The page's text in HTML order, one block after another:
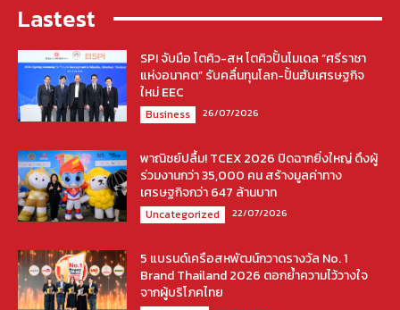
Lastest
SPI จับมือ โตคิว-สห โตคิวปั้นโมเดล “ศรีราชา
แห่งอนาคต” รับคลื่นทุนโลก-ปั้นฮับเศรษฐกิจ
ใหม่ EEC
Business 26/07/2026
พาณิชย์ปลื้ม! TCEX 2026 ปิดฉากยิ่งใหญ่ ดึงผู้
ร่วมงานกว่า 35,000 คน สร้างมูลค่าทาง
เศรษฐกิจกว่า 647 ล้านบาท
Uncategorized 22/07/2026
5 แบรนด์เครือสหพัฒน์กวาดรางวัล No. 1
Brand Thailand 2026 ตอกย้ำความไว้วางใจ
จากผู้บริโภคไทย